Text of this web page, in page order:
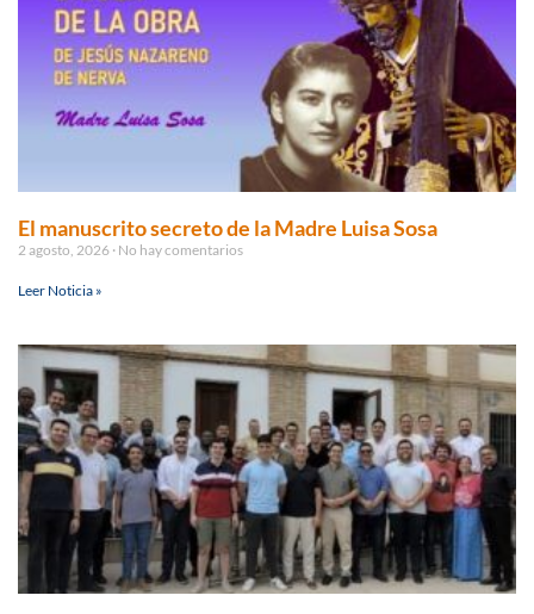
El manuscrito secreto de la Madre Luisa Sosa
2 agosto, 2026 No hay comentarios
Leer Noticia »